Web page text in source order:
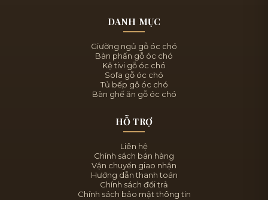
DANH MỤC
Giường ngủ gỗ óc chó
Bàn phấn gỗ óc chó
Kệ tivi gỗ óc chó
Sofa gỗ óc chó
Tủ bếp gỗ óc chó
Bàn ghế ăn gỗ óc chó
HỖ TRỢ
Liên hệ
Chính sách bán hàng
Vận chuyển giao nhận
Hướng dẫn thanh toán
Chính sách đổi trả
Chính sách bảo mật thông tin